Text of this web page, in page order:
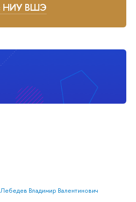
НИУ ВШЭ
Лебедев Владимир Валентинович